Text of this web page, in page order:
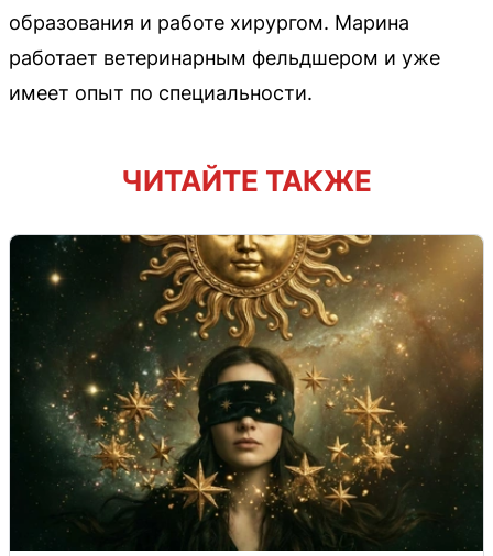
образования и работе хирургом. Марина
работает ветеринарным фельдшером и уже
имеет опыт по специальности.
ЧИТАЙТЕ ТАКЖЕ